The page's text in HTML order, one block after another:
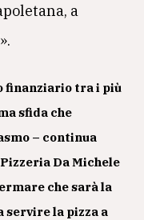
a
finanziario tra i più
sfida che
– continua
Pizzeria Da Michele
che sarà la
la pizza a